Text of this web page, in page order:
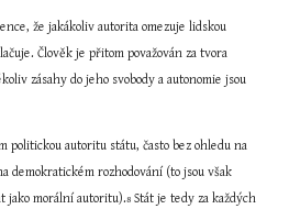
že jakákoliv autorita omezuje lidskou
Člověk je přitom považován za tvora
zásahy do jeho svobody a autonomie jsou
politickou autoritu státu, často bez ohledu na
demokratickém rozhodování (to jsou však
jako morální autoritu).8 Stát je tedy za každých